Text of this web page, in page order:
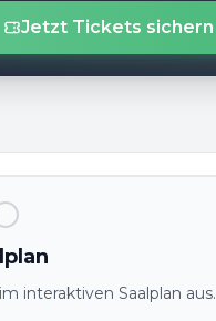
Jetzt Tickets sichern
interaktiven Saalplan aus.